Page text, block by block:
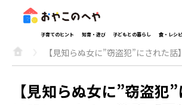
子育てのヒント 知育・遊び 子どもとの暮らし 食・レシピ
【見知らぬ女に”窃盗犯”にされた
【見知らぬ女に”窃盗犯